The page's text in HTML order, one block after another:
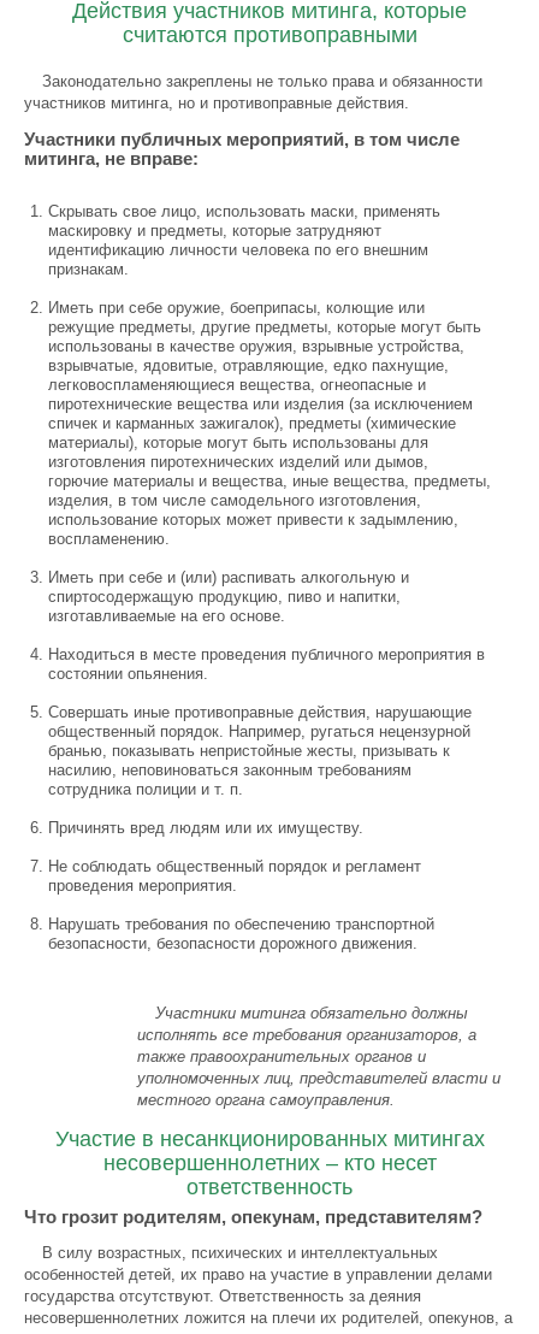
Действия участников митинга, которые
считаются противоправными
Законодательно закреплены не только права и обязанности
участников митинга, но и противоправные действия.
Участники публичных мероприятий, в том числе
митинга, не вправе:
Скрывать свое лицо, использовать маски, применять
маскировку и предметы, которые затрудняют
идентификацию личности человека по его внешним
признакам.
Иметь при себе оружие, боеприпасы, колющие или
режущие предметы, другие предметы, которые могут быть
использованы в качестве оружия, взрывные устройства,
взрывчатые, ядовитые, отравляющие, едко пахнущие,
легковоспламеняющиеся вещества, огнеопасные и
пиротехнические вещества или изделия (за исключением
спичек и карманных зажигалок), предметы (химические
материалы), которые могут быть использованы для
изготовления пиротехнических изделий или дымов,
горючие материалы и вещества, иные вещества, предметы,
изделия, в том числе самодельного изготовления,
использование которых может привести к задымлению,
воспламенению.
Иметь при себе и (или) распивать алкогольную и
спиртосодержащую продукцию, пиво и напитки,
изготавливаемые на его основе.
Находиться в месте проведения публичного мероприятия в
состоянии опьянения.
Совершать иные противоправные действия, нарушающие
общественный порядок. Например, ругаться нецензурной
бранью, показывать непристойные жесты, призывать к
насилию, неповиноваться законным требованиям
сотрудника полиции и т. п.
Причинять вред людям или их имуществу.
Не соблюдать общественный порядок и регламент
проведения мероприятия.
Нарушать требования по обеспечению транспортной
безопасности, безопасности дорожного движения.
Участники митинга обязательно должны
исполнять все требования организаторов, а
также правоохранительных органов и
уполномоченных лиц, представителей власти и
местного органа самоуправления.
Участие в несанкционированных митингах
несовершеннолетних – кто несет
ответственность
Что грозит родителям, опекунам, представителям?
В силу возрастных, психических и интеллектуальных
особенностей детей, их право на участие в управлении делами
государства отсутствуют. Ответственность за деяния
несовершеннолетних ложится на плечи их родителей, опекунов, а